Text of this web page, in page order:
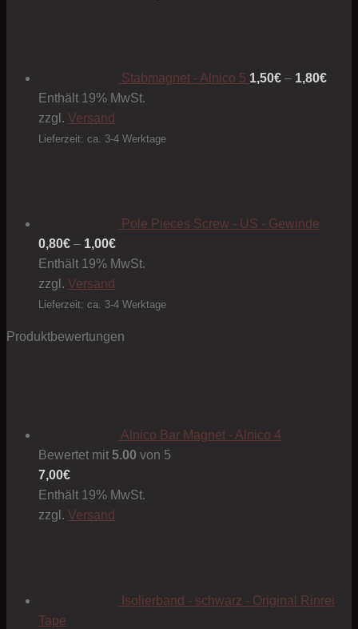
Stabmagnet - Alnico 5 1,50€ – 1,80€1,80€
Enthält 19% MwSt.
zzgl. Versand
Lieferzeit: ca. 3-4 Werktage
Pole Pieces Screw - US - Gewinde
0,80€ – 1,00€Preisspanne:
0,80€
1,00€
Enthält 19% MwSt.
zzgl. Versand
Lieferzeit: ca. 3-4 Werktage
Produktbewertungen
Alnico Bar Magnet - Alnico 4
Bewertet mit 5.00 von 5
7,00€
Enthält 19% MwSt.
zzgl. Versand
Isolierband - schwarz - Original Rinrei
Tape